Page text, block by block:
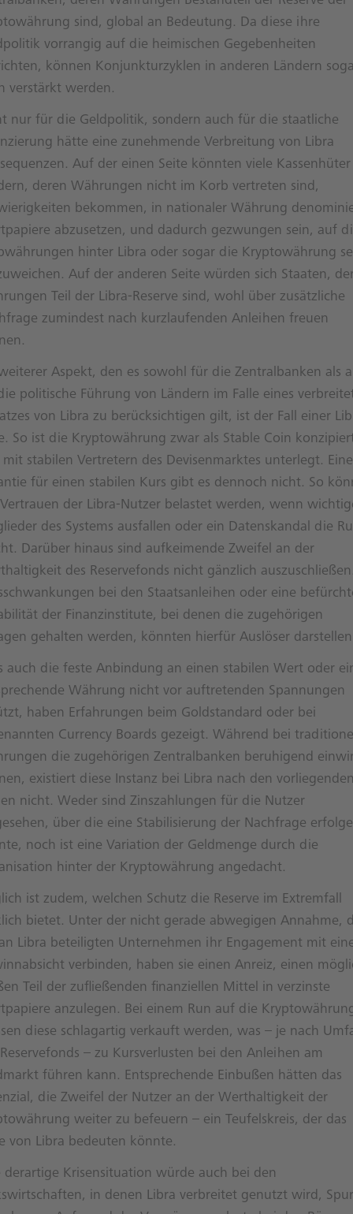
sind, global an Bedeutung. Da diese ihre
vorrangig auf die heimischen Gegebenheiten
können Konjunkturzyklen in anderen Ländern
verstärkt werden.
nur für die Geldpolitik, sondern auch für die staatliche
hätte eine zunehmende Verbreitung von Libra
Auf der einen Seite könnten viele Kassenhüter
deren Währungen nicht im Korb vertreten sind,
bekommen, in nationaler Währung
abzusetzen, und dadurch gezwungen sein, auf
hinter Libra oder sogar die Kryptowährung
Auf der anderen Seite würden sich Staaten,
Teil der Libra-Reserve sind, wohl über zusätzliche
zumindest nach kurzlaufenden Anleihen freuen
Aspekt, den es sowohl für die Zentralbanken als
politische Führung von Ländern im Falle eines
von Libra zu berücksichtigen gilt, ist der Fall einer
So ist die Kryptowährung zwar als Stable Coin
stabilen Vertretern des Devisenmarktes unterlegt. Eine
für einen stabilen Kurs gibt es dennoch nicht. So
der Libra-Nutzer belastet werden, wenn
des Systems ausfallen oder ein Datenskandal die
Darüber hinaus sind aufkeimende Zweifel an der
des Reservefonds nicht gänzlich
bei den Staatsanleihen oder eine
der Finanzinstitute, bei denen die zugehörigen
gehalten werden, könnten hierfür Auslöser
auch die feste Anbindung an einen stabilen Wert oder
Währung nicht vor auftretenden Spannungen
haben Erfahrungen beim Goldstandard oder bei
Currency Boards gezeigt. Während bei
die zugehörigen Zentralbanken beruhigend
existiert diese Instanz bei Libra nach den
nicht. Weder sind Zinszahlungen für die Nutzer
über die eine Stabilisierung der Nachfrage
noch ist eine Variation der Geldmenge durch die
hinter der Kryptowährung angedacht.
ist zudem, welchen Schutz die Reserve im Extremfall
bietet. Unter der nicht gerade abwegigen Annahme,
Libra beteiligten Unternehmen ihr Engagement mit
verbinden, haben sie einen Anreiz, einen
Teil der zufließenden finanziellen Mittel in verzinste
anzulegen. Bei einem Run auf die
diese schlagartig verkauft werden, was – je nach
– zu Kursverlusten bei den Anleihen am
führen kann. Entsprechende Einbußen hätten das
die Zweifel der Nutzer an der Werthaltigkeit der
weiter zu befeuern – ein Teufelskreis, der das
von Libra bedeuten könnte.
derartige Krisensituation würde auch bei den
in denen Libra verbreitet genutzt wird,